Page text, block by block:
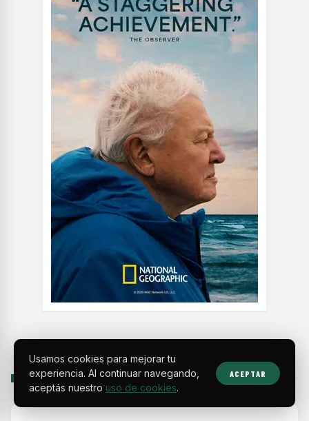
SIGUIENTE
Usamos cookies para mejorar tu
experiencia. Al continuar navegando,
aceptás nuestro uso de cookies.
ACEPTAR